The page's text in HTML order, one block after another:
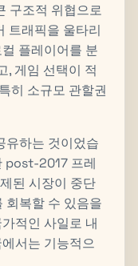
구조적 위협으로
트래픽을 울타리
플레이어를 분
, 게임 선택이 적
히 소규모 관할권
유하는 것이었습
post-2017 프레
된 시장이 중단
회복할 수 있음을
적인 사일로 내
서는 기능적으